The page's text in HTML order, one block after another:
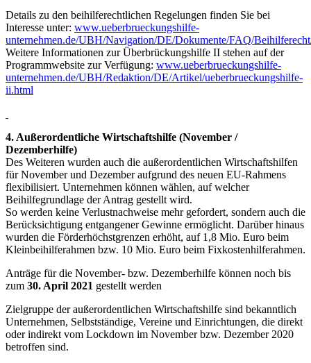
Details zu den beihilferechtlichen Regelungen finden Sie bei
Interesse unter: www.ueberbrueckungshilfe-
unternehmen.de/UBH/Navigation/DE/Dokumente/FAQ/
Weitere Informationen zur Überbrückungshilfe II stehen auf der
Programmwebsite zur Verfügung: www.ueberbrueckungshilfe-
unternehmen.de/UBH/Redaktion/DE/Artikel/ueberbrueckungshilfe-
ii.html
4. Außerordentliche Wirtschaftshilfe (November /
Dezemberhilfe)
Des Weiteren wurden auch die außerordentlichen Wirtschaftshilfen
für November und Dezember aufgrund des neuen EU-Rahmens
flexibilisiert. Unternehmen können wählen, auf welcher
Beihilfegrundlage der Antrag gestellt wird.
So werden keine Verlustnachweise mehr gefordert, sondern auch die
Berücksichtigung entgangener Gewinne ermöglicht. Darüber hinaus
wurden die Förderhöchstgrenzen erhöht, auf 1,8 Mio. Euro beim
Kleinbeihilferahmen bzw. 10 Mio. Euro beim Fixkostenhilferahmen.
Anträge für die November- bzw. Dezemberhilfe können noch bis
zum 30. April 2021 gestellt werden
Zielgruppe der außerordentlichen Wirtschaftshilfe sind bekanntlich
Unternehmen, Selbstständige, Vereine und Einrichtungen, die direkt
oder indirekt vom Lockdown im November bzw. Dezember 2020
betroffen sind.